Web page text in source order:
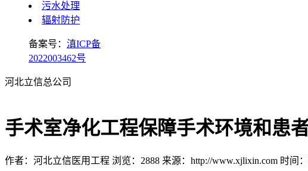
手术室净化工程保障手术环境和患
作者：河北立信医用工程 浏览：2888 来源：http://www.xjlixin.com 时间
污水处理
辐射防护
备案号： 滇ICP备
2022003462号
河北立信总公司